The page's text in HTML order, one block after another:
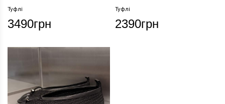
Туфлі
3490грн
Туфлі
2390грн